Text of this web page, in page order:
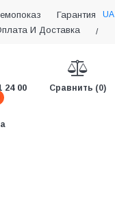
Гарантия
И Доставка
UA
/
24 00
Сравнить (0)